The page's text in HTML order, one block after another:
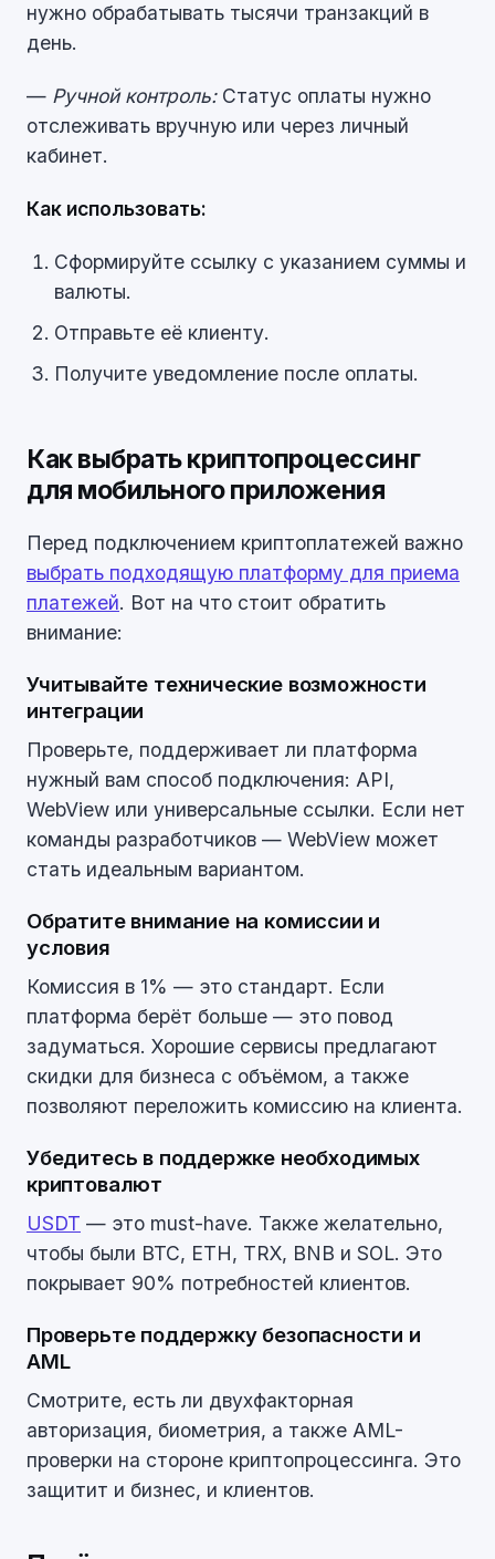
нужно обрабатывать тысячи транзакций в
день.
— Ручной контроль:Статус оплаты нужно
отслеживать вручную или через личный
кабинет.
Как использовать:
Сформируйте ссылку с указанием суммы и
валюты.
Отправьте её клиенту.
Получите уведомление после оплаты.
Как выбрать криптопроцессинг
для мобильного приложения
Перед подключением криптоплатежей важно
выбрать подходящую платформу для приема
платежей. Вот на что стоит обратить
внимание:
Учитывайте технические возможности
интеграции
Проверьте, поддерживает ли платформа
нужный вам способ подключения: API,
WebView или универсальные ссылки. Если нет
команды разработчиков — WebView может
стать идеальным вариантом.
Обратите внимание на комиссии и
условия
Комиссия в 1% — это стандарт. Если
платформа берёт больше — это повод
задуматься. Хорошие сервисы предлагают
скидки для бизнеса с объёмом, а также
позволяют переложить комиссию на клиента.
Убедитесь в поддержке необходимых
криптовалют
USDT — это must-have. Также желательно,
чтобы были BTC, ETH, TRX, BNB и SOL. Это
покрывает 90% потребностей клиентов.
Проверьте поддержку безопасности и
AML
Смотрите, есть ли двухфакторная
авторизация, биометрия, а также AML-
проверки на стороне криптопроцессинга. Это
защитит и бизнес, и клиентов.